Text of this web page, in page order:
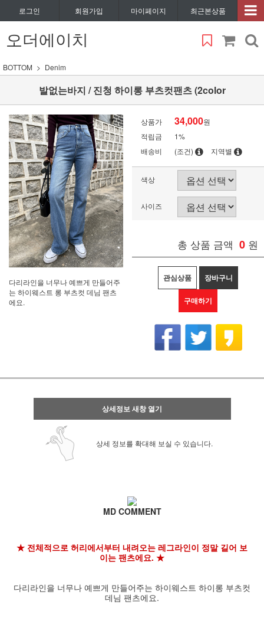
로그인 회원가입 마이페이지 최근본상품
오더에이치
BOTTOM Denim
발없는바지 / 진청 하이롱 부츠컷팬츠 (2color
다리라인을 너무나 예쁘게 만들어주
는 하이웨스트 롱 부츠컷 데님 팬츠
에요.
상품가 34,000원
적립금
1%
배송비
(조건) 지역별
색상
사이즈
총 상품 금액 0 원
관심상품 장바구니
구매하기
상세정보 새창 열기
상세 정보를 확대해 보실 수 있습니다.
MD COMMENT
★ 전체적으로 허리에서부터 내려오는 레그라인이 정말 길어 보
이는 팬츠에요. ★
다리라인을 너무나 예쁘게 만들어주는 하이웨스트 하이롱 부츠컷
데님 팬츠에요.